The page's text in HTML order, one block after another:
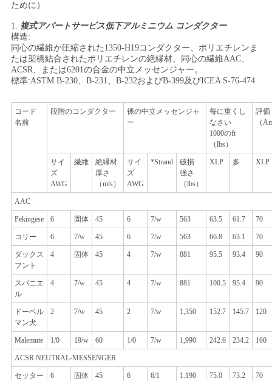
い
ニ
ュ
ー
ス
用
を
要
求
し
な
さ
い
ために）
1. 複式アパートサービス低下アルミニウム コンダクター
構造:
同心の繊維か圧縮された1350-H19コンダクター、ポリエチレンま
たは架橋結合されたポリエチレンの絶縁材、同心の繊維AAC、
ACSR、または6201の合金の中立メッセンジャー。
標準:ASTM B-230、B-231、B-232およびB-399及びICEA S-76-474
コード
名前
段階のコンダクター
裸の中立メッセンジャ
ー
每に重くし
なさい
1000のft
（lbs）
評価
（
サイ
ズ
AWG
繊維
絶縁材
厚さ
（mls）
サイ
ズ
AWG
*Strand
破損
強さ
（lbs）
XLP 多 XLP
AAC
Pekingese 6 固体 45 6 7/w 563 63.5 61.7 70
コリー 6 7/w 45 6 7/w 563 66.8 63.1 70
ダックス
フント
4 固体 45 4 7/w 881 95.5 93.4 90
スパニエ
ル
4 7/w 45 4 7/w 881 100.5 95.4 90
ドーベル
マン犬
2 7/w 45 2 7/w 1,350 152.7 145.7 120
Malemute 1/0 19/w 60 1/0 7/w 1,990 242.6 234.2 160
ACSR NEUTRAL-MESSENGER
セッター 6 固体 45 6 6/1 1.190 75.0 73.2 70